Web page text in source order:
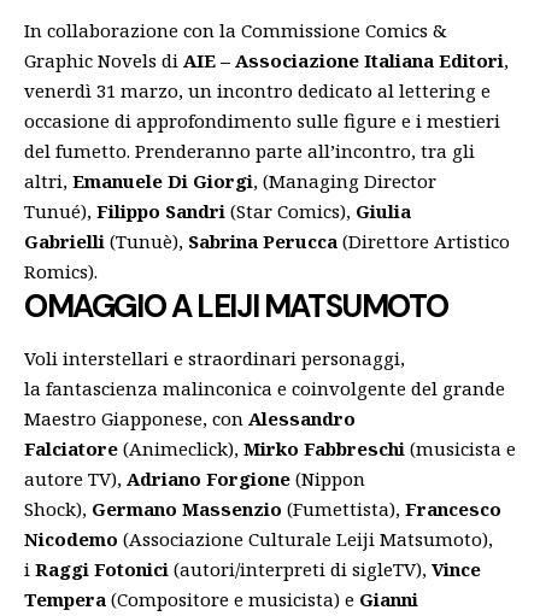
In collaborazione con la Commissione Comics &
Graphic Novels di AIE – Associazione Italiana Editori,
venerdì 31 marzo, un incontro dedicato al lettering e
occasione di approfondimento sulle figure e i mestieri
del fumetto. Prenderanno parte all’incontro, tra gli
altri, Emanuele Di Giorgi, (Managing Director
Tunué), Filippo Sandri (Star Comics), Giulia
Gabrielli (Tunuè), Sabrina Perucca (Direttore Artistico
Romics).
OMAGGIO A LEIJI MATSUMOTO
Voli interstellari e straordinari personaggi,
la fantascienza malinconica e coinvolgente del grande
Maestro Giapponese, con Alessandro
Falciatore (Animeclick), Mirko Fabbreschi (musicista e
autore TV), Adriano Forgione (Nippon
Shock), Germano Massenzio (Fumettista), Francesco
Nicodemo (Associazione Culturale Leiji Matsumoto),
i Raggi Fotonici (autori/interpreti di sigleTV), Vince
Tempera (Compositore e musicista) e Gianni